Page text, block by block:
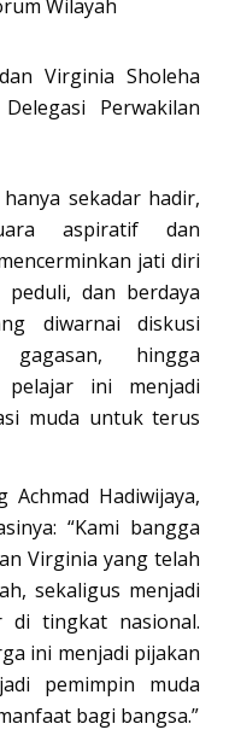
Wilayah
Virginia Sholeha
Perwakilan
sekadar hadir,
aspiratif dan
jati diri
dan berdaya
diwarnai diskusi
gagasan, hingga
ini menjadi
muda untuk terus
Achmad Hadiwijaya,
“Kami bangga
Virginia yang telah
sekaligus menjadi
di tingkat nasional.
ini menjadi pijakan
pemimpin muda
bagi bangsa.”